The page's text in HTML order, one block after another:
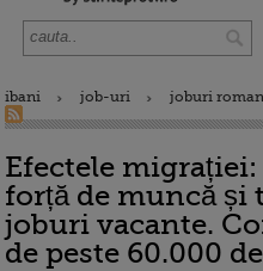
ibani job-uri joburi
Efectele
forță de muncă și
joburi vacante.
de peste 60.000